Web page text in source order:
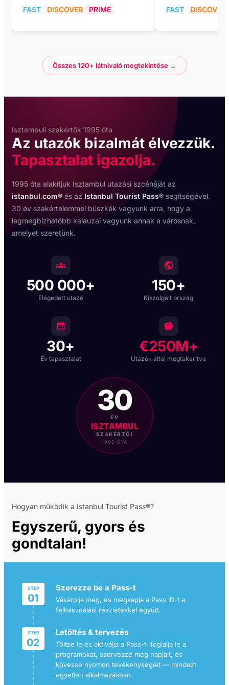
FAST DISCOVER PRIME FAST DISCOVER
Összes 120+ látnivaló megtekintése →
Isztambuli szakértők 1995 óta
Az utazók bizalmát élvezzük.
Tapasztalat igazolja.
1995 óta alakítjuk Isztambul utazási szcénáját az
istanbul.com® és az Istanbul Tourist Pass® segítségével.
30 év szakértelemmel büszkék vagyunk arra, hogy a
legmegbízhatóbb kalauzai vagyunk annak a városnak,
amelyet szeretünk.
500 000+
Elégedett utazó
150+
Kiszolgált ország
30+
Év tapasztalat
€250M+
Utazók által megtakarítva
30
ÉV
ISZTAMBUL
SZAKÉRTŐI
1995 ÓTA
Hogyan működik a Istanbul Tourist Pass®?
Egyszerű, gyors és
gondtalan!
STEP
01
Szerezze be a Pass-t
Vásárolja meg, és megkapja a Pass ID-t a
felhasználási részletekkel együtt.
STEP
02
Letöltés & tervezés
Töltse le és aktiválja a Pass-t, foglalja le a
programokat, szervezze meg napjait, és
kövesse nyomon tevékenységeit — mindezt
egyetlen alkalmazásban.